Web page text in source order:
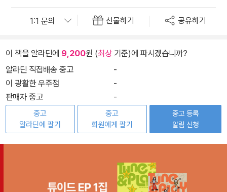
선물하기 공유하기
이 책을 알라딘에 9,200원 (최상기준)에 파시겠습니까?
알라딘 직접배송 중고
-
이 광활한 우주점
-
판매자 중고
-
중고
알라딘에 팔기
중고
회원에게 팔기
중고 등록
알림 신청